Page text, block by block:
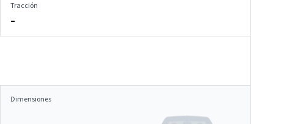
Tracción
–
Dimensiones